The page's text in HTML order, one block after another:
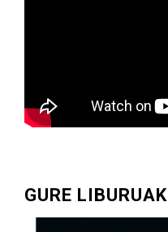
GURE LIBURUAK